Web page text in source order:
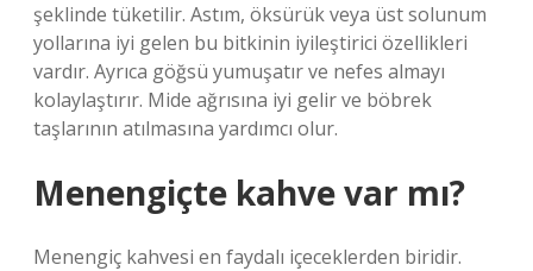
şeklinde tüketilir. Astım, öksürük veya üst solunum
yollarına iyi gelen bu bitkinin iyileştirici özellikleri
vardır. Ayrıca göğsü yumuşatır ve nefes almayı
kolaylaştırır. Mide ağrısına iyi gelir ve böbrek
taşlarının atılmasına yardımcı olur.
Menengiçte kahve var mı?
Menengiç kahvesi en faydalı içeceklerden biridir.